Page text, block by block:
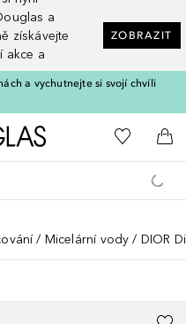
a
získávejte
akce a
ZOBRAZIT
a vychutnejte si svojí chvíli
Domů K mému
Do
Micelární vody DIOR